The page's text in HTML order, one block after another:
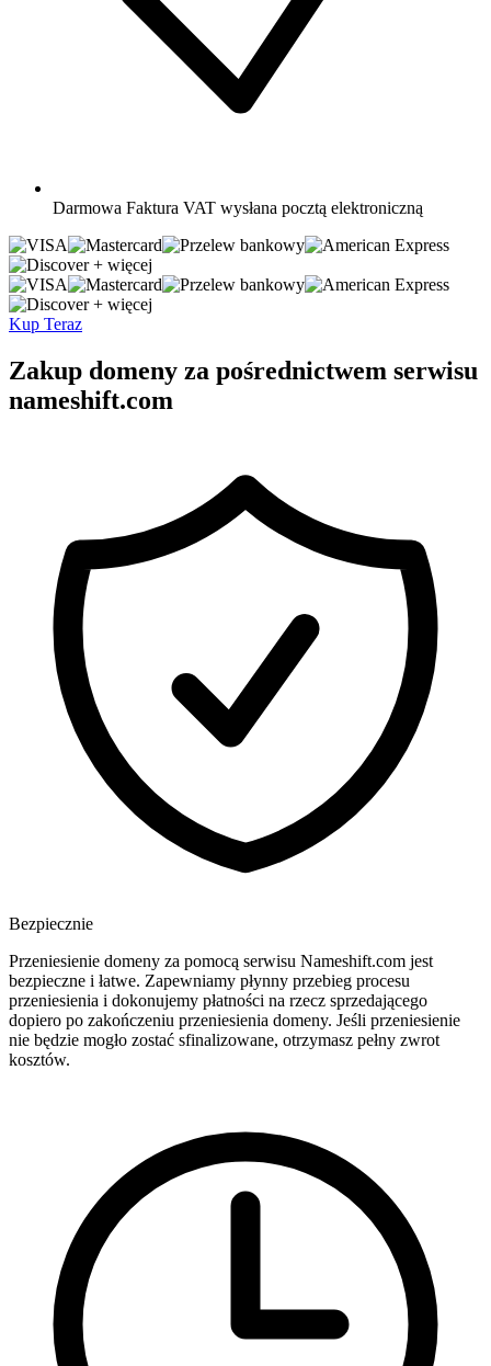
Darmowa Faktura VAT wysłana pocztą elektroniczną
+ więcej
+ więcej
Kup Teraz
Zakup domeny za pośrednictwem serwisu
nameshift.com
Bezpiecznie
Przeniesienie domeny za pomocą serwisu Nameshift.com jest
bezpieczne i łatwe. Zapewniamy płynny przebieg procesu
przeniesienia i dokonujemy płatności na rzecz sprzedającego
dopiero po zakończeniu przeniesienia domeny. Jeśli przeniesienie
nie będzie mogło zostać sfinalizowane, otrzymasz pełny zwrot
kosztów.